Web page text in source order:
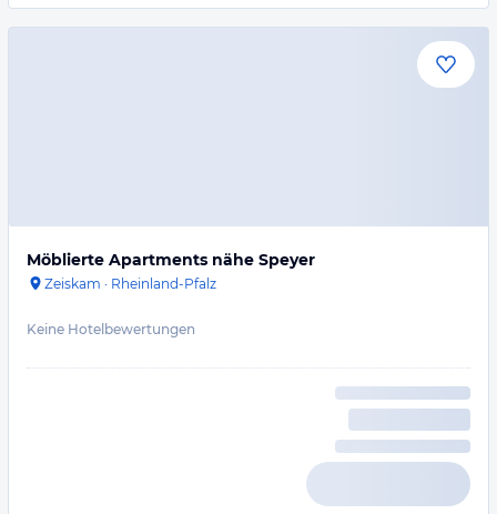
Möblierte Apartments nähe Speyer
Zeiskam · Rheinland-Pfalz
Keine Hotelbewertungen